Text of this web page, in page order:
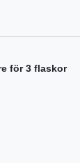
för 3 flaskor